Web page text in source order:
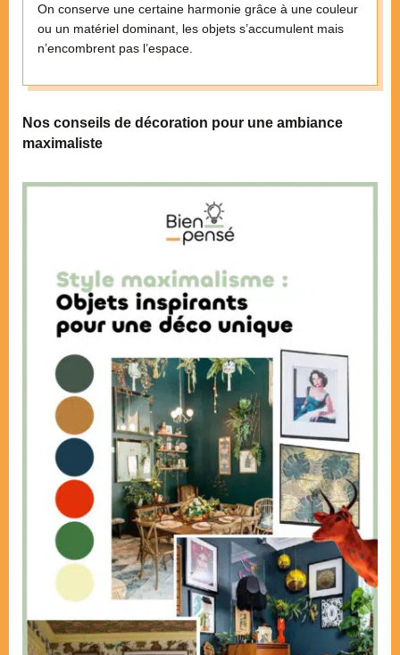
On conserve une certaine harmonie grâce à une couleur
ou un matériel dominant, les objets s’accumulent mais
n’encombrent pas l’espace.
Nos conseils de décoration pour une ambiance
maximaliste